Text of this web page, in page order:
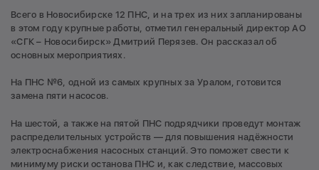
Всего в Новосибирске 12 ПНС, и на трех из них запланированы
в этом году крупные работы, отметил генеральный директор АО
«СГК – Новосибирск» Дмитрий Перязев. Он рассказал об
основных мероприятиях.
На ПНС №6, одной из самых крупных за Уралом, готовится
замена пяти насосов.
На шестой, а также на пятой ПНС подрядчики проведут монтаж
распределительных устройств — для повышения надёжности
электроснабжения насосных станций. Это поможет свести к
минимуму риски останова ПНС и, как следствие, массовых